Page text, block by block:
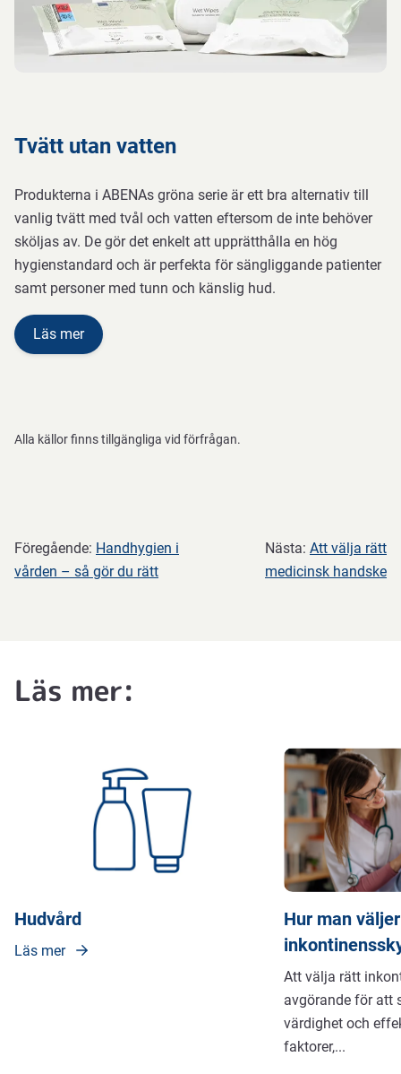
Tvätt utan vatten
Produkterna i ABENAs gröna serie är ett bra alternativ till
vanlig tvätt med tvål och vatten eftersom de inte behöver
sköljas av. De gör det enkelt att upprätthålla en hög
hygienstandard och är perfekta för sängliggande patienter
samt personer med tunn och känslig hud.
Läs mer
Alla källor finns tillgängliga vid förfrågan.
Föregående: Handhygien i
vården – så gör du rätt
Nästa: Att välja rätt
medicinsk handske
Läs mer:
Hudvård
Läs mer
Hur man
Att välja rätt
avgörande för att
värdighet och
faktorer,...